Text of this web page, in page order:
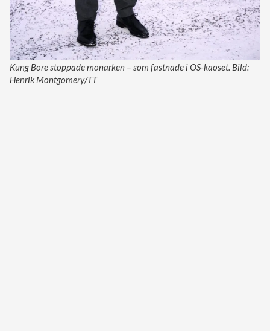
Kung Bore stoppade monarken – som fastnade i OS-kaoset. Bild:
Henrik Montgomery/TT